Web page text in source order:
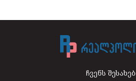
ჩვენს შესახებ